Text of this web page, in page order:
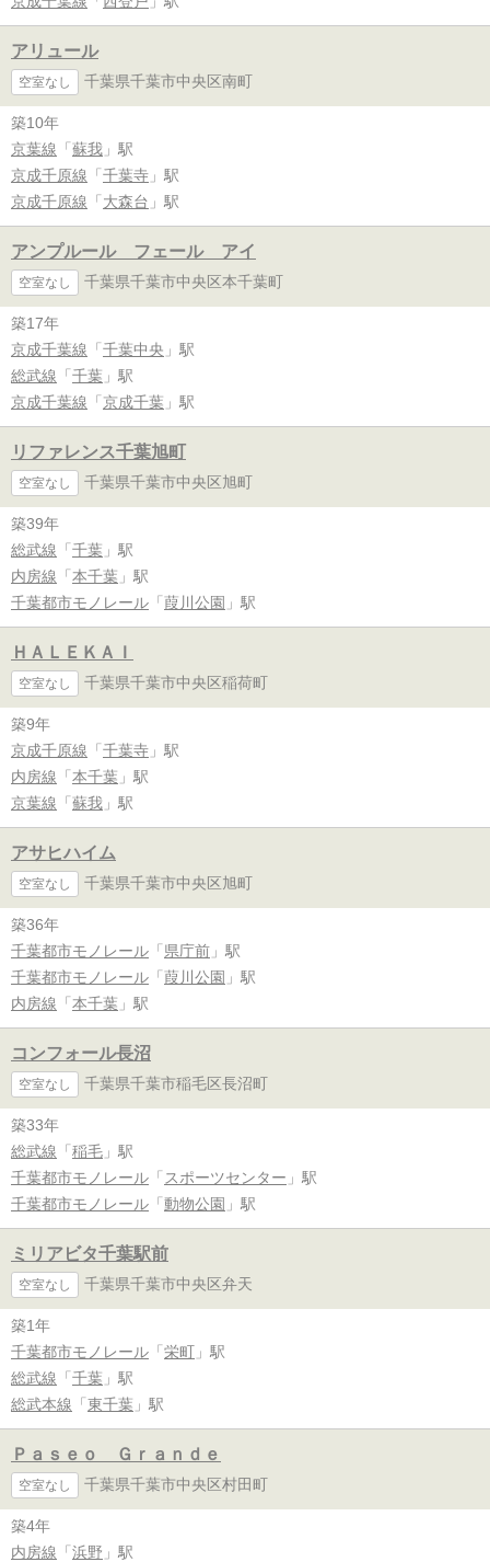
アリュール
空室なし 千葉県千葉市中央区南町
築10年
京葉線 「 蘇我 」駅
京成千原線 「 千葉寺 」駅
京成千原線 「 大森台 」駅
アンプルール フェール アイ
空室なし 千葉県千葉市中央区本千葉町
築17年
京成千葉線 「 千葉中央 」駅
総武線 「 千葉 」駅
京成千葉線 「 京成千葉 」駅
リファレンス千葉旭町
空室なし 千葉県千葉市中央区旭町
築39年
総武線 「 千葉 」駅
内房線 「 本千葉 」駅
千葉都市モノレール 「 葭川公園 」駅
ＨＡＬＥＫＡＩ
空室なし 千葉県千葉市中央区稲荷町
築9年
京成千原線 「 千葉寺 」駅
内房線 「 本千葉 」駅
京葉線 「 蘇我 」駅
アサヒハイム
空室なし 千葉県千葉市中央区旭町
築36年
千葉都市モノレール 「 県庁前 」駅
千葉都市モノレール 「 葭川公園 」駅
内房線 「 本千葉 」駅
コンフォール長沼
空室なし 千葉県千葉市稲毛区長沼町
築33年
総武線 「 稲毛 」駅
千葉都市モノレール 「 スポーツセンター 」駅
千葉都市モノレール 「 動物公園 」駅
ミリアビタ千葉駅前
空室なし 千葉県千葉市中央区弁天
築1年
千葉都市モノレール 「 栄町 」駅
総武線 「 千葉 」駅
総武本線 「 東千葉 」駅
Ｐａｓｅｏ Ｇｒａｎｄｅ
空室なし 千葉県千葉市中央区村田町
築4年
内房線 「 浜野 」駅